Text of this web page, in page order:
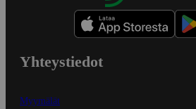
Yhteystiedot
Myymälät